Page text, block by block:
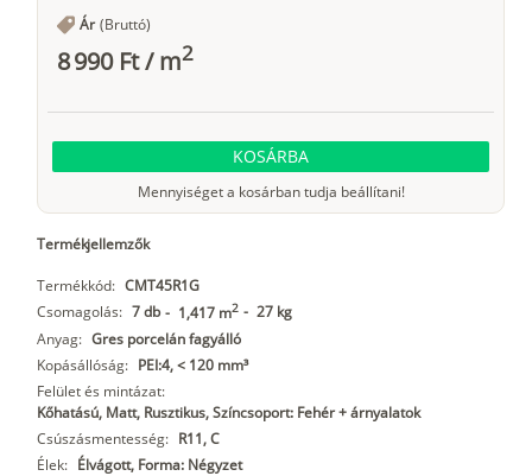
Ár (Bruttó)
8 990 Ft/m2
KOSÁRBA
Mennyiséget a kosárban tudja beállítani!
Termékjellemzők
Termékkód: CMT45R1G
Csomagolás: 7 db - 1,417 m2 - 27 kg
Anyag: Gres porcelán fagyálló
Kopásállóság: PEI:4, < 120 mm³
Felület és mintázat:
Kőhatású, Matt, Rusztikus, Színcsoport: Fehér + árnyalatok
Csúszásmentesség: R11, C
Élek: Élvágott, Forma: Négyzet